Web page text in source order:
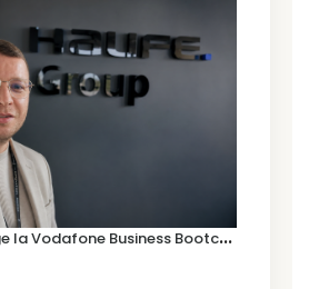
T
imișoara ajunge la Vodafone Business Bootcamp prin Marius Cermian de la Armour România